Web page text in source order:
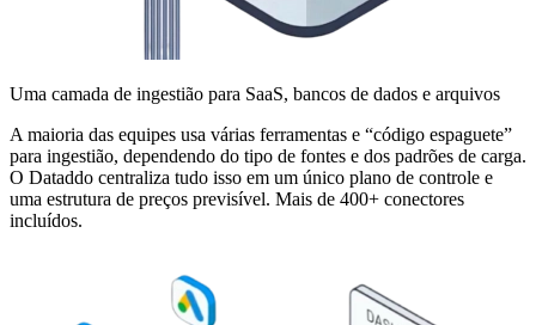
Uma camada de ingestião para SaaS, bancos de dados e arquivos
A maioria das equipes usa várias ferramentas e “código espaguete”
para ingestião, dependendo do tipo de fontes e dos padrões de carga.
O Dataddo centraliza tudo isso em um único plano de controle e
uma estrutura de preços previsível. Mais de 400+ conectores
incluídos.